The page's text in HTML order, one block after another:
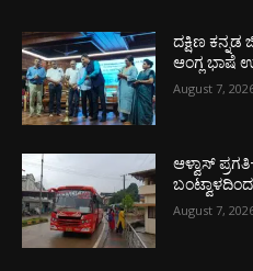
ದಕ್ಷಿಣ
ಆಂಗ್ಲ ಭಾಷೆ
August 7,
ಆಳ್ವಾಸ್
August 7,